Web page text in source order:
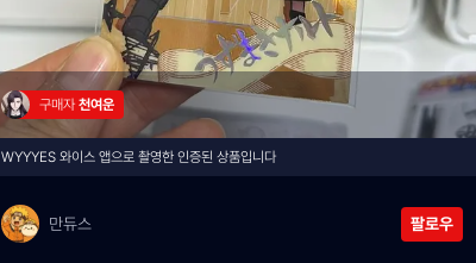
구매자 천여운
WYYYES 와이스 앱으로 촬영한 인증된 상품입니다
만듀스 팔로우